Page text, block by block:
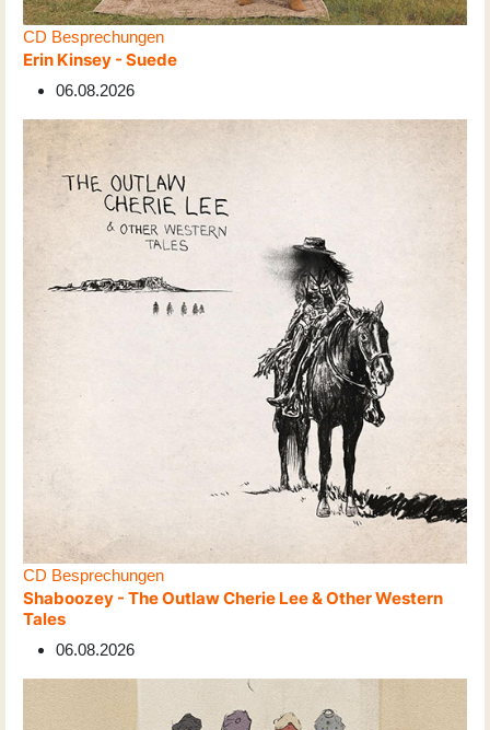
CD Besprechungen
Erin Kinsey - Suede
06.08.2026
CD Besprechungen
Shaboozey - The Outlaw Cherie Lee & Other Western
Tales
06.08.2026